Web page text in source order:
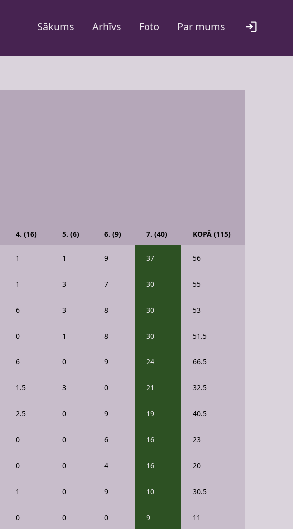
Sākums Arhīvs Foto Par mums
4. (16) 5. (6) 6. (9) 7. (40) KOPĀ (115)
1 1 9 37 56
1 3 7 30 55
6 3 8 30 53
0 1 8 30 51.5
6 0 9 24 66.5
1.5 3 0 21 32.5
2.5 0 9 19 40.5
0 0 6 16 23
0 0 4 16 20
1 0 9 10 30.5
0 0 0 9 11